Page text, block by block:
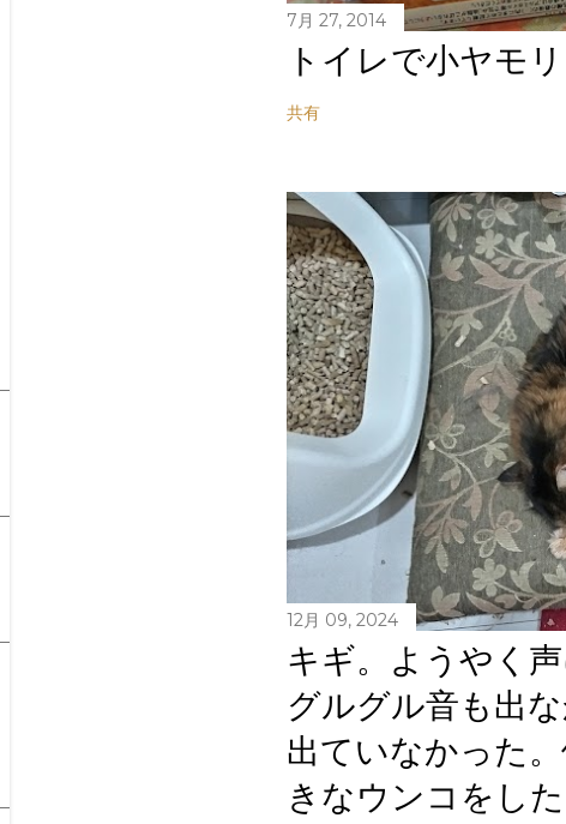
7月 27, 2014
トイレで小ヤモ
共有
12月 09, 2024
キギ。ようやく
グルグル音も出
出ていなかった
きなウンコをし